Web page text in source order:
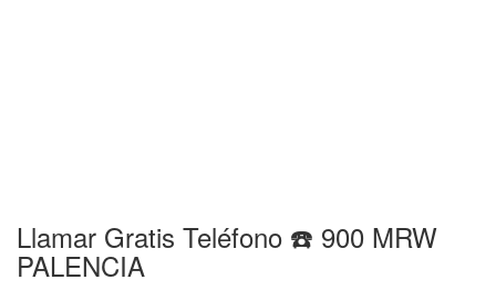
Llamar Gratis Teléfono ☎️ 900 MRW
PALENCIA